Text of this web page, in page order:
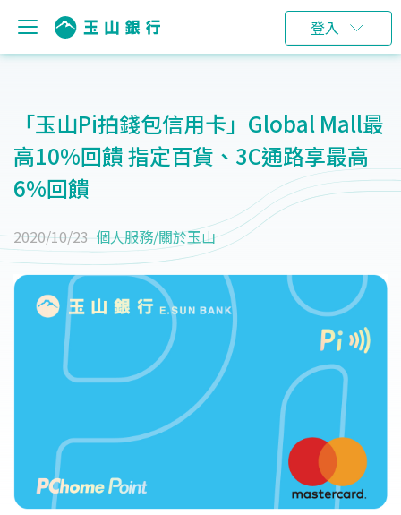
登入
「玉山Pi拍錢包信用卡」Global Mall最
高10%回饋 指定百貨、3C通路享最高
6%回饋
2020/10/23 個人服務/關於玉山